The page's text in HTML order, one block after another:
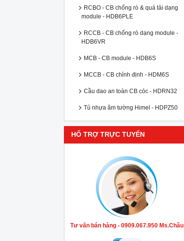
RCBO - CB chống rò & quá tải dạng
module - HDB6PLE
RCCB - CB chống rò dạng module -
HDB6VR
MCB - CB module - HDB6S
MCCB - CB chỉnh định - HDM6S
Cầu dao an toàn CB cóc - HDRN32
Tủ nhựa âm tường Himel - HDPZ50
HỔ TRỢ TRỰC TUYẾN
Tư vấn bán hàng - 0909.067.950 Ms.Châu